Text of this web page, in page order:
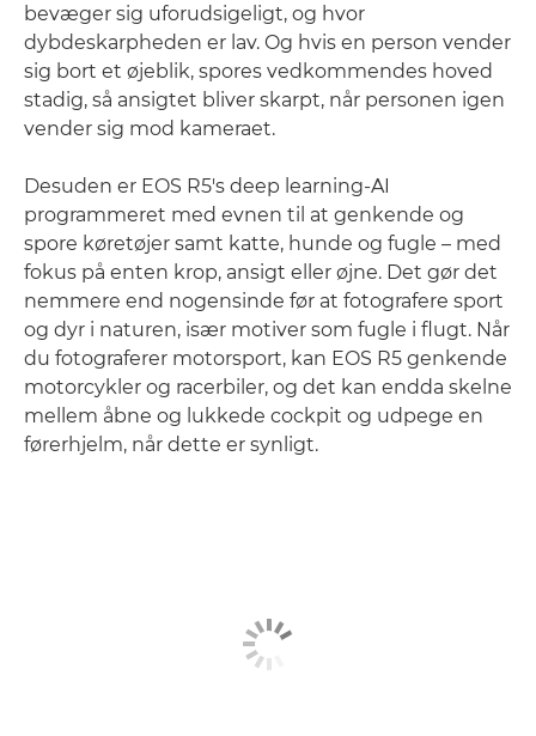
bevæger sig uforudsigeligt, og hvor
dybdeskarpheden er lav. Og hvis en person vender
sig bort et øjeblik, spores vedkommendes hoved
stadig, så ansigtet bliver skarpt, når personen igen
vender sig mod kameraet.
Desuden er EOS R5's deep learning-AI
programmeret med evnen til at genkende og
spore køretøjer samt katte, hunde og fugle – med
fokus på enten krop, ansigt eller øjne. Det gør det
nemmere end nogensinde før at fotografere sport
og dyr i naturen, især motiver som fugle i flugt. Når
du fotograferer motorsport, kan EOS R5 genkende
motorcykler og racerbiler, og det kan endda skelne
mellem åbne og lukkede cockpit og udpege en
førerhjelm, når dette er synligt.